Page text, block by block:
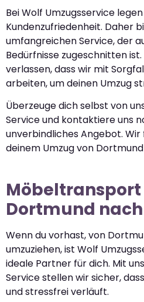
Bei Wolf Umzugsservice
Kundenzufriedenheit. Daher
umfangreichen Service, der
Bedürfnisse zugeschnitten
verlassen, dass wir mit
arbeiten, um deinen Umzug
Überzeuge dich selbst von
Service und kontaktiere uns
unverbindliches Angebot.
deinem Umzug von
Möbeltransport
Dortmund
Wenn du vorhast, von
umzuziehen, ist Wolf
ideale Partner für dich. Mit
Service stellen wir sicher,
und stressfrei verläuft.